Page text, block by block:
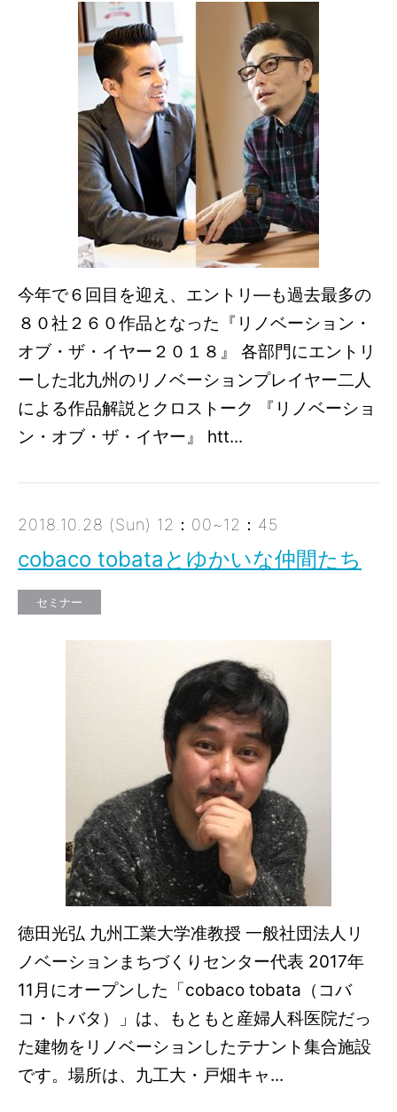
今年で６回目を迎え、エントリ―も過去最多の
８０社２６０作品となった『リノベーション・
オブ・ザ・イヤー２０１８』 各部門にエントリ
ーした北九州のリノベーションプレイヤー二人
による作品解説とクロストーク 『リノベーショ
ン・オブ・ザ・イヤー』 htt...
2018.10.28 (Sun) 12：00~12：45
cobaco tobataとゆかいな仲間たち
セミナー
徳田光弘 九州工業大学准教授 一般社団法人リ
ノベーションまちづくりセンター代表 2017年
11月にオープンした「cobaco tobata（コバ
コ・トバタ）」は、もともと産婦人科医院だっ
た建物をリノベーションしたテナント集合施設
です。場所は、九工大・戸畑キャ...